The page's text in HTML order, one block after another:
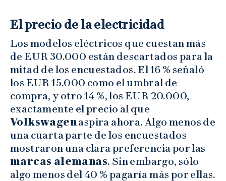
El precio de la electricidad
Los modelos eléctricos que cuestan más
de EUR 30.000 están descartados para la
mitad de los encuestados. El 16 % señaló
los EUR 15.000 como el umbral de
compra, y otro 14 %, los EUR 20.000,
exactamente el precio al que
Volkswagenaspira ahora. Algo menos de
una cuarta parte de los encuestados
mostraron una clara preferencia por las
marcas alemanas. Sin embargo, sólo
algo menos del 40 % pagaría más por ellas.